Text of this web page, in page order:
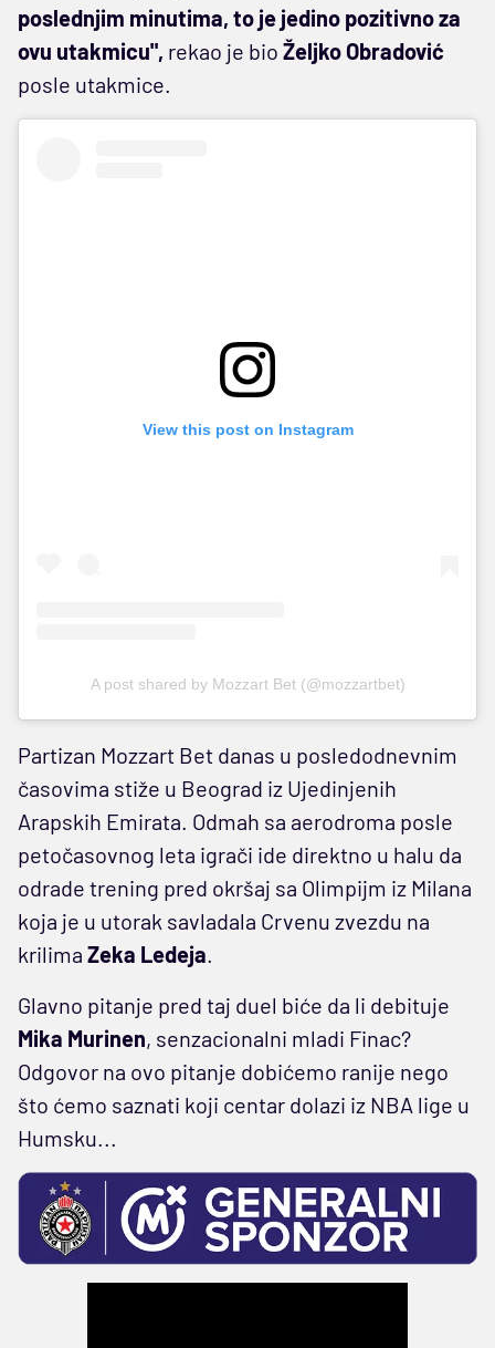
poslednjim minutima, to je jedino pozitivno za
ovu utakmicu", rekao je bio Željko Obradović
posle utakmice.
View this post on Instagram
A post shared by Mozzart Bet (@mozzartbet)
Partizan Mozzart Bet danas u posledodnevnim
časovima stiže u Beograd iz Ujedinjenih
Arapskih Emirata. Odmah sa aerodroma posle
petočasovnog leta igrači ide direktno u halu da
odrade trening pred okršaj sa Olimpijm iz Milana
koja je u utorak savladala Crvenu zvezdu na
krilima Zeka Ledeja.
Glavno pitanje pred taj duel biće da li debituje
Mika Murinen, senzacionalni mladi Finac?
Odgovor na ovo pitanje dobićemo ranije nego
što ćemo saznati koji centar dolazi iz NBA lige u
Humsku...